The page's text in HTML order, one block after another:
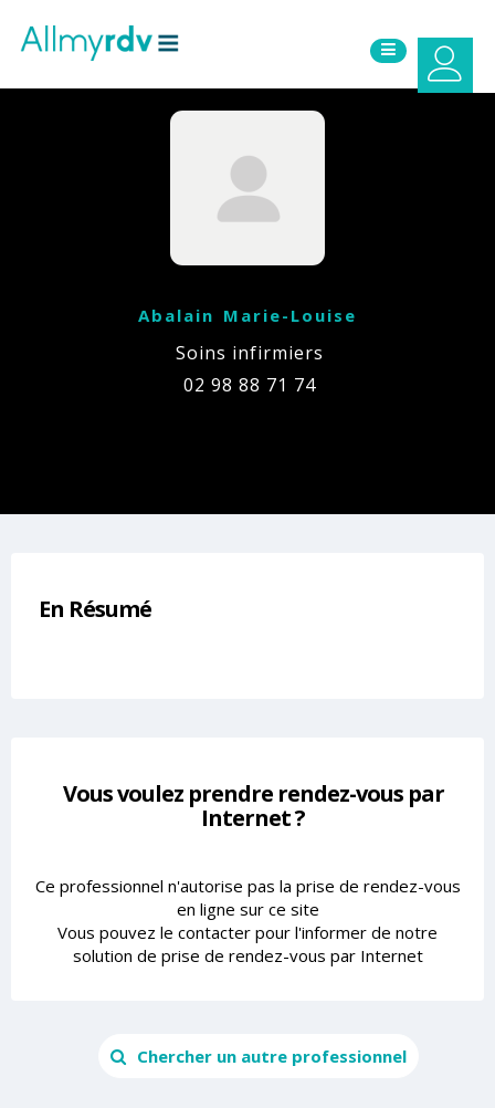
Abalain Marie-Louise
Soins infirmiers
02 98 88 71 74
En Résumé
Vous voulez prendre rendez-vous par
Internet ?
Ce professionnel n'autorise pas la prise de rendez-vous
en ligne sur ce site
Vous pouvez le contacter pour l'informer de notre
solution de prise de rendez-vous par Internet
Chercher un autre professionnel